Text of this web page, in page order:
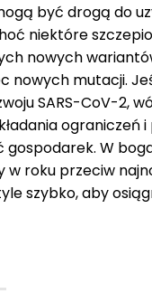
być drogą do
niektóre
nowych
nowych mutacji.
SARS-CoV-2,
ograniczeń
W
roku przeciw
szybko, aby